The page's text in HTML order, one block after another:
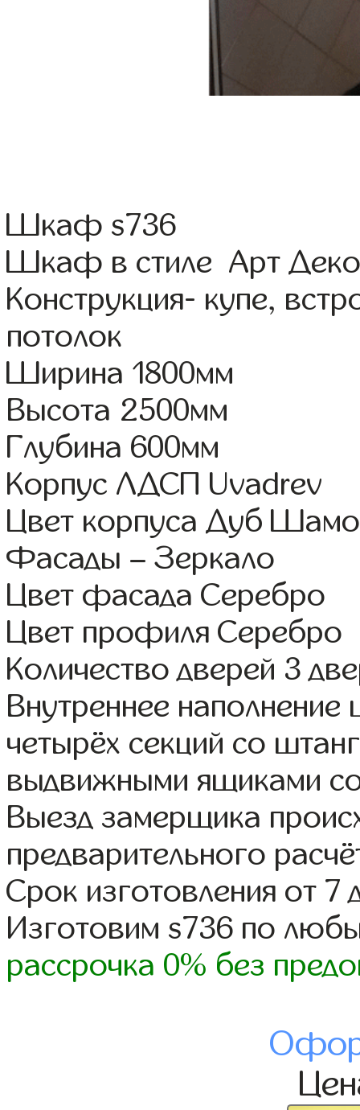
Шкаф s736
Шкаф в стиле Арт
Конструкция- купе,
потолок
Ширина 1800мм
Высота 2500мм
Глубина 600мм
Корпус ЛДСП Uvadrev
Цвет корпуса Дуб
Фасады – Зеркало
Цвет фасада Серебро
Цвет профиля Серебро
Количество дверей 3
Внутреннее
четырёх секций со
выдвижными ящиками
Выезд замерщика
предварительного
Срок изготовления от 7
Изготовим s736 по
рассрочка 0% без